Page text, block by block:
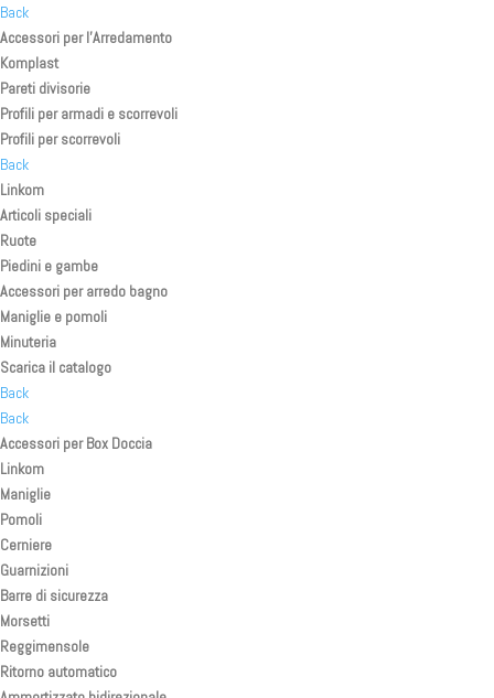
Back
Accessori per l’Arredamento
Komplast
Pareti divisorie
Profili per armadi e scorrevoli
Profili per scorrevoli
Back
Linkom
Articoli speciali
Ruote
Piedini e gambe
Accessori per arredo bagno
Maniglie e pomoli
Minuteria
Scarica il catalogo
Back
Back
Accessori per Box Doccia
Linkom
Maniglie
Pomoli
Cerniere
Guarnizioni
Barre di sicurezza
Morsetti
Reggimensole
Ritorno automatico